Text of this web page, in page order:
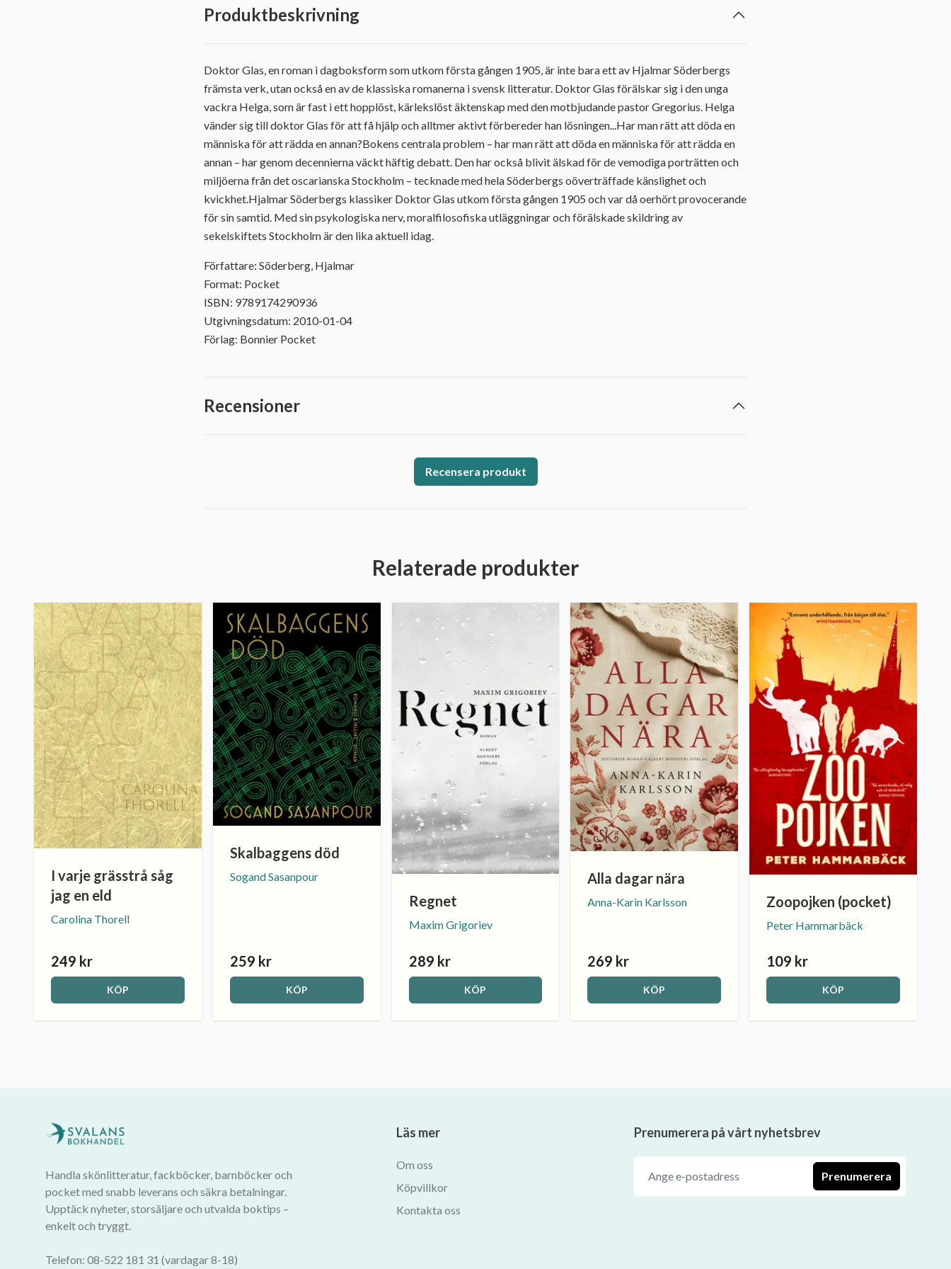
Produktbeskrivning
Doktor Glas, en roman i dagboksform som utkom första gången 1905, är inte bara ett av Hjalmar Söderbergs
främsta verk, utan också en av de klassiska romanerna i svensk litteratur. Doktor Glas förälskar sig i den unga
vackra Helga, som är fast i ett hopplöst, kärlekslöst äktenskap med den motbjudande pastor Gregorius. Helga
vänder sig till doktor Glas för att få hjälp och alltmer aktivt förbereder han lösningen...Har man rätt att döda en
människa för att rädda en annan?Bokens centrala problem – har man rätt att döda en människa för att rädda en
annan – har genom decennierna väckt häftig debatt. Den har också blivit älskad för de vemodiga porträtten och
miljöerna från det oscarianska Stockholm – tecknade med hela Söderbergs oöverträffade känslighet och
kvickhet.Hjalmar Söderbergs klassiker Doktor Glas utkom första gången 1905 och var då oerhört provocerande
för sin samtid. Med sin psykologiska nerv, moralfilosofiska utläggningar och förälskade skildring av
sekelskiftets Stockholm är den lika aktuell idag.
Författare: Söderberg, Hjalmar
Format: Pocket
ISBN: 9789174290936
Utgivningsdatum: 2010-01-04
Förlag: Bonnier Pocket
Recensioner
Recensera produkt
Relaterade produkter
I varje grässtrå såg
jag en eld
Carolina Thorell
249 kr
KÖP
Skalbaggens död
Sogand Sasanpour
259 kr
KÖP
Regnet
Maxim Grigoriev
289 kr
KÖP
Alla dagar nära
Anna-Karin Karlsson
269 kr
KÖP
Zoopojken (pocket)
Peter Hammarbäck
109 kr
KÖP
Handla skönlitteratur, fackböcker, barnböcker och
pocket med snabb leverans och säkra betalningar.
Upptäck nyheter, storsäljare och utvalda boktips –
enkelt och tryggt.
Telefon: 08-522 181 31 (vardagar 8-18)
Läs mer
Om oss
Köpvillkor
Kontakta oss
Prenumerera på vårt nyhetsbrev
Prenumerera